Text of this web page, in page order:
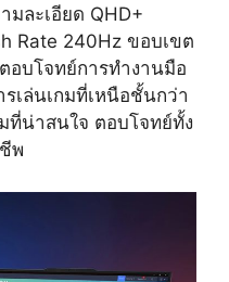
มละเอียด QHD+
Rate 240Hz ขอบเขต
อบโจทย์การทำงานมือ
เล่นเกมที่เหนือชั้นกว่า
ที่น่าสนใจ ตอบโจทย์ทั้ง
พ